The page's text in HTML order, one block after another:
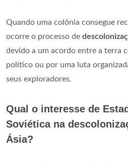
Quando uma colônia consegue
ocorre o processo de
devido a um acordo entre a terra
político ou por uma luta
seus exploradores.
Qual o interesse de
Soviética na
Ásia?